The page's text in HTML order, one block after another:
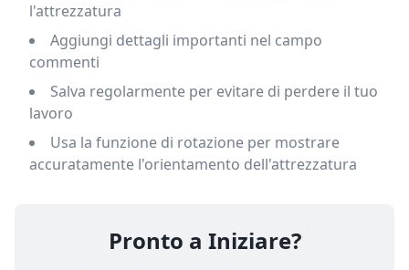
l'attrezzatura
Aggiungi dettagli importanti nel campo
commenti
Salva regolarmente per evitare di perdere il tuo
lavoro
Usa la funzione di rotazione per mostrare
accuratamente l'orientamento dell'attrezzatura
Pronto a Iniziare?